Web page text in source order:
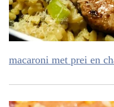
macaroni met prei en